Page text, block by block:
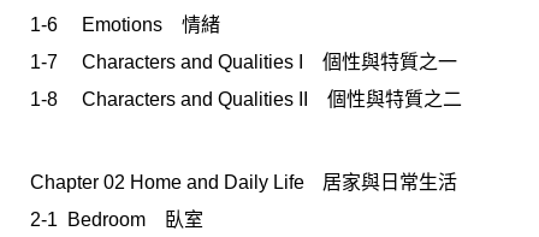
1-6 Emotions 情緒
1-7 Characters and Qualities I 個性與特質之一
1-8 Characters and Qualities II 個性與特質之二
Chapter 02 Home and Daily Lifeﾠ居家與日常生活
2-1 Bedroom 臥室